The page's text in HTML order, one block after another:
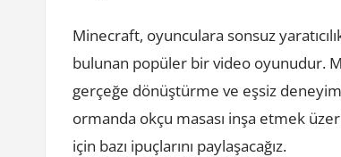
Minecraft, oyunculara sonsuz
bulunan popüler bir video oyunudur.
gerçeğe dönüştürme ve eşsiz
ormanda okçu masası inşa etmek
için bazı ipuçlarını paylaşacağız.